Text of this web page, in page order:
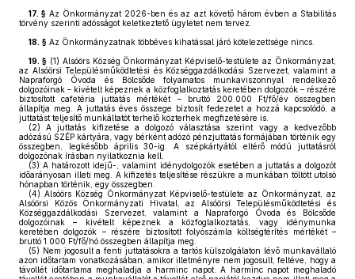
17. § Az Önkormányzat 2026-ben és az azt követő három évben a Stabilitás
törvény szerinti adósságot keletkeztető ügyletet nem tervez.
18. § Az Önkormányzatnak többéves kihatással járó kötelezettsége nincs.
19. § (1) Alsóörs Község Önkormányzat Képviselő-testülete az Önkormányzat,
az Alsóörsi Településműködtetési és Községgazdálkodási Szervezet, valamint a
Napraforgó Óvoda és Bölcsőde folyamatos munkaviszonnyal rendelkező
dolgozóinak – kivételt képeznek a közfoglalkoztatás keretében dolgozók – részére
biztosított cafetéria juttatás mértékét – bruttó 200.000 Ft/fő/év összegben
állapítja meg. A juttatás éves összege biztosít fedezetet a hozzá kapcsolódó, a
juttatást teljesítő munkáltatót terhelő közterhek megfizetésére is.
(2) A juttatás kifizetése a dolgozó választása szerint vagy a kedvezőbb
adózású SZÉP kártyára, vagy bérként adózó pénzjuttatás formájában történik egy
összegben, legkésőbb április 30-ig. A szépkártyától eltérő módú juttatásról
dolgozónak írásban nyilatkoznia kell.
(3) A határozott idejű-, valamint idénydolgozók esetében a juttatás a dolgozót
időarányosan illeti meg. A kifizetés teljesítése részükre a munkában töltött utolsó
hónapban történik, egy összegben.
(4) Alsóörs Község Önkormányzat Képviselő-testülete az Önkormányzat, az
Alsóörsi Közös Önkormányzati Hivatal, az Alsóörsi Településműködtetési és
Községgazdálkodási Szervezet, valamint a Napraforgó Óvoda és Bölcsőde
dolgozóinak – kivételt képeznek a közfoglalkoztatás, vagy idénymunka
keretében dolgozók – részére biztosított folyószámla költségtérítés mértékét –
bruttó 1.000 Ft/fő/hó összegben állapítja meg.
(5) Nem jogosult a fenti juttatásokra a tartós külszolgálaton lévő munkavállaló
azon időtartam vonatkozásában, amikor illetményre nem jogosult, feltéve, hogy a
távollét időtartama meghaladja a harminc napot. A harminc napot meghaladó